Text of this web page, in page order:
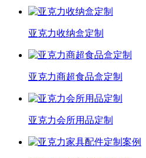
亚克力收纳盒定制
亚克力商超食品盒定制
亚克力会所用品定制